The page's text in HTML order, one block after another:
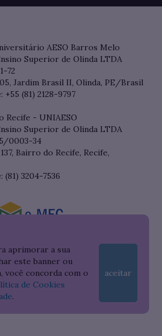
aprimorar a sua
este banner ou
você concorda com o
de Cookies
.
aceitar
AESO Barros Melo
Superior de Olinda LTDA
72
Jardim Brasil II, Olinda, PE/Brasil
(81) 2128-9797
Recife - UNIAESO
Superior de Olinda LTDA
0003-34
Bairro do Recife, Recife,
(81) 3204-7536
da Instituição no Sistema do e-MEC